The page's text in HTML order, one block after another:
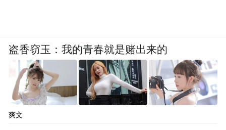
盗香窃玉：我的青春就是赌出来的
爽文